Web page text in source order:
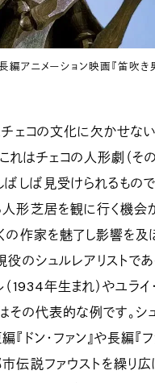
編アニメーション映画『笛吹き
チェコの文化に欠かせな
これはチェコの人形劇（そ
ばしば見受けられるもので
形芝居を観に行く機会
の作家を魅了し影響を及
役のシュルレアリストであ
（1934年生まれ）やユライ
その代表的な例です。シ
ドン・ファン』や長編『フ
伝説ファウストを繰り広